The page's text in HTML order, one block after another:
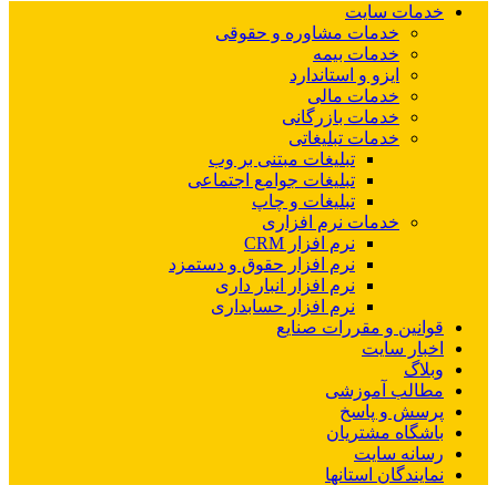
سایت
خدمات مشاوره و حقوقی
خدمات بیمه
ایزو و استاندارد
خدمات مالی
خدمات بازرگانی
خدمات تبلیغاتی
تبلیغات مبتنی بر وب
تبلیغات جوامع اجتماعی
تبلیغات و چاپ
خدمات نرم افزاری
نرم افزار CRM
نرم افزار حقوق و دستمزد
نرم افزار انبار داری
نرم افزار حسابداری
و مقررات صنایع
سایت
آموزشی
و پاسخ
مشتریان
سایت
استانها